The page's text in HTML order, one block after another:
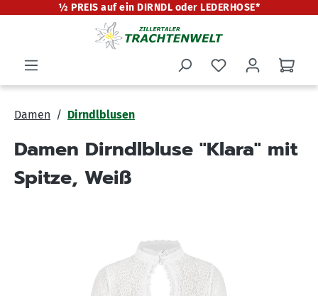
springen
½ PREIS auf ein DIRNDL oder LEDERHOSE*
Damen Dirndlblusen
Damen Dirndlbluse "Klara" mit
Spitze, Weiß
Bildergalerie überspringen